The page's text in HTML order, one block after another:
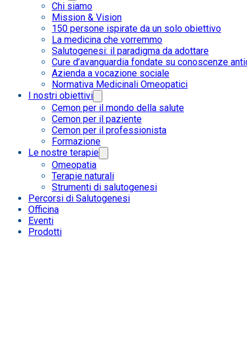
Chi siamo
Mission & Vision
150 persone ispirate da un solo obiettivo
La medicina che vorremmo
Salutogenesi: il paradigma da adottare
Cure d’avanguardia fondate su conoscenze
Azienda a vocazione sociale
Normativa Medicinali Omeopatici
I nostri obiettivi
Cemon per il mondo della salute
Cemon per il paziente
Cemon per il professionista
Formazione
Le nostre terapie
Omeopatia
Terapie naturali
Strumenti di salutogenesi
Percorsi di Salutogenesi
Officina
Eventi
Prodotti